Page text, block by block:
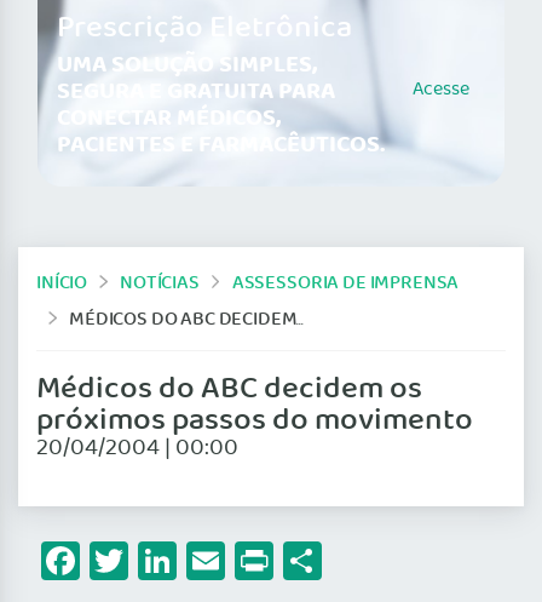
Prescrição Eletrônica
UMA SOLUÇÃO SIMPLES,
SEGURA E GRATUITA PARA
CONECTAR MÉDICOS,
PACIENTES E FARMACÊUTICOS.
Acesse
INÍCIO NOTÍCIAS
ASSESSORIA DE IMPRENSA
MÉDICOS DO ABC DECIDEM OS PRÓXIMOS PASSOS DO MOVIMENTO
Médicos do ABC decidem os
próximos passos do movimento
20/04/2004 | 00:00
Facebook
Twitter
LinkedIn
Email
Print